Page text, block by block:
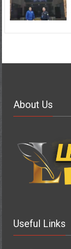
About Us
Useful Links